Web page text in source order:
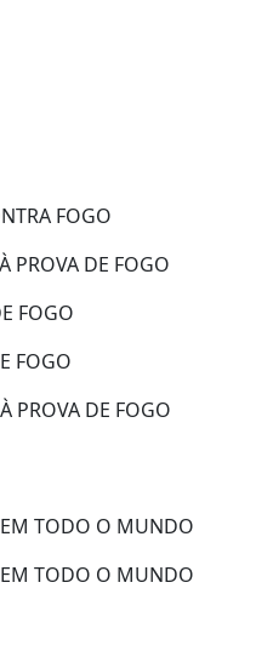
FOGO
PROVA DE FOGO
FOGO
FOGO
PROVA DE FOGO
TODO O MUNDO
TODO O MUNDO